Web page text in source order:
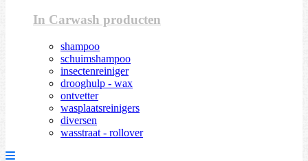
In Carwash producten
shampoo
schuimshampoo
insectenreiniger
drooghulp - wax
ontvetter
wasplaatsreinigers
diversen
wasstraat - rollover